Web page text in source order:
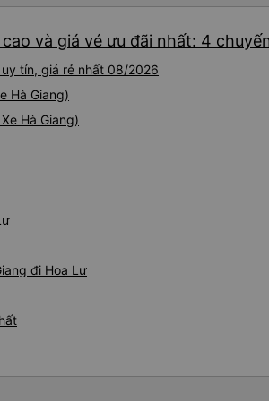
phải lỗi của công ty xe
đường dài. Vì cá nhân mình
giao tiếp được với tài xế,
trên xe.
và giá vé ưu đãi nhất: 4 chuyến
tín, giá rẻ nhất 08/2026
Hà Giang)
Hà Giang)
đi Hoa Lư